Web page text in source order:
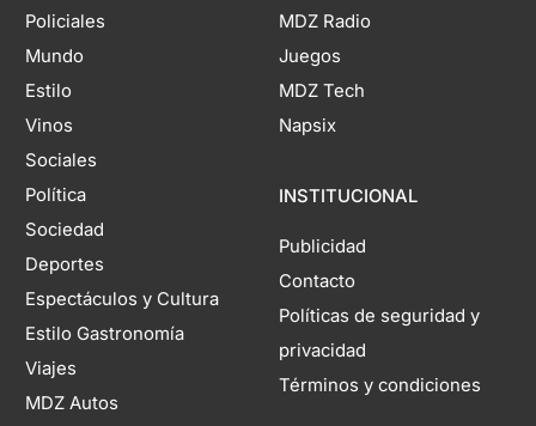
Policiales
Mundo
Estilo
Vinos
Sociales
Política
Sociedad
Deportes
Espectáculos y Cultura
Estilo Gastronomía
Viajes
MDZ Autos
MDZ Radio
Juegos
MDZ Tech
Napsix
INSTITUCIONAL
Publicidad
Contacto
Políticas de seguridad y
privacidad
Términos y condiciones